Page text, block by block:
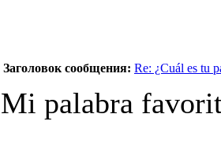
Заголовок сообщения: Re: ¿Cuál es tu
Mi palabra